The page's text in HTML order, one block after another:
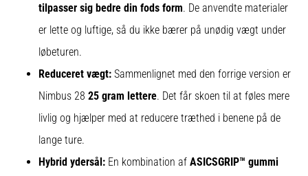
tilpasser sig bedre din fods form. De anvendte materialer
er lette og luftige, så du ikke bærer på unødig vægt under
løbeturen.
Reduceret vægt: Sammenlignet med den forrige version er
Nimbus 28 25 gram lettere. Det får skoen til at føles mere
livlig og hjælper med at reducere træthed i benene på de
lange ture.
Hybrid ydersål: En kombination af ASICSGRIP™ gummi